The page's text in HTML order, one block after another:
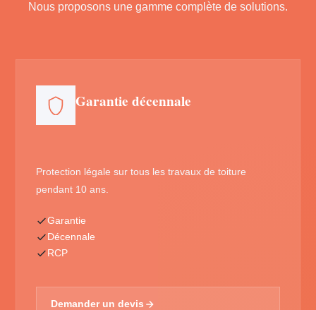
Nous proposons une gamme complète de solutions.
Garantie décennale
Protection légale sur tous les travaux de toiture
pendant 10 ans.
Garantie
Décennale
RCP
Demander un devis